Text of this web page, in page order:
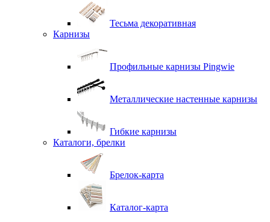
Тесьма декоративная
Карнизы
Профильные карнизы Pingwie
Металлические настенные карнизы
Гибкие карнизы
Каталоги, брелки
Брелок-карта
Каталог-карта